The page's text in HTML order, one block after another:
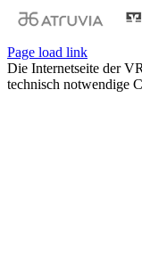
Page load link
Die Internetseite der
technisch notwendige